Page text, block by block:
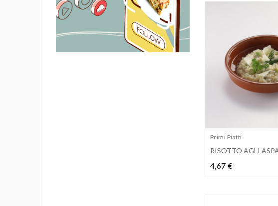
Primi Piatti
RISOTTO AGLI
4,67 €Prezzo